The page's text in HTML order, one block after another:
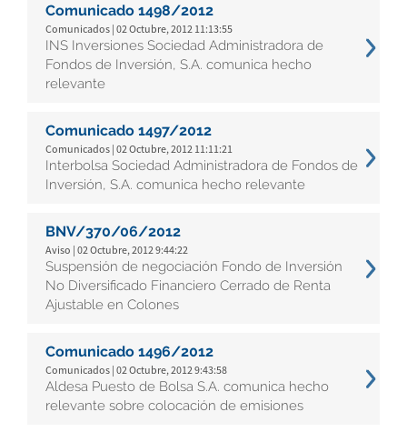
Comunicado 1498/2012
Comunicados | 02 Octubre, 2012 11:13:55
INS Inversiones Sociedad Administradora de
Fondos de Inversión, S.A. comunica hecho
relevante
Comunicado 1497/2012
Comunicados | 02 Octubre, 2012 11:11:21
Interbolsa Sociedad Administradora de Fondos de
Inversión, S.A. comunica hecho relevante
BNV/370/06/2012
Aviso | 02 Octubre, 2012 9:44:22
Suspensión de negociación Fondo de Inversión
No Diversificado Financiero Cerrado de Renta
Ajustable en Colones
Comunicado 1496/2012
Comunicados | 02 Octubre, 2012 9:43:58
Aldesa Puesto de Bolsa S.A. comunica hecho
relevante sobre colocación de emisiones